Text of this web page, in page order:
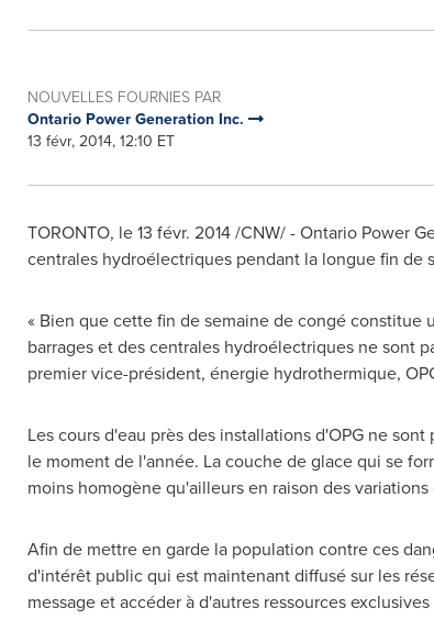
NOUVELLES FOURNIES PAR
Ontario Power Generation Inc.
13 févr, 2014, 12:10 ET
TORONTO, le 13 févr. 2014 /CNW/ - Ontario Power
centrales hydroélectriques pendant la longue fin de
« Bien que cette fin de semaine de congé constitue
barrages et des centrales hydroélectriques ne sont
premier vice-président, énergie hydrothermique,
Les cours d'eau près des installations d'OPG ne
le moment de l'année. La couche de glace qui se
moins homogène qu'ailleurs en raison des
Afin de mettre en garde la population contre ces
d'intérêt public qui est maintenant diffusé sur les
message et accéder à d'autres ressources